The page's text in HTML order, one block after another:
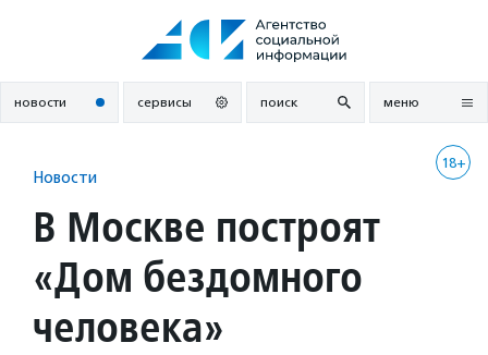
новости сервисы поиск меню
18+
Новости
В Москве построят
«Дом бездомного
человека»